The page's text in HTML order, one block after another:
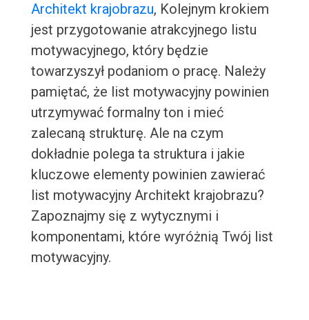
Architekt krajobrazu, Kolejnym krokiem
jest przygotowanie atrakcyjnego listu
motywacyjnego, który będzie
towarzyszył podaniom o pracę. Należy
pamiętać, że list motywacyjny powinien
utrzymywać formalny ton i mieć
zalecaną strukturę. Ale na czym
dokładnie polega ta struktura i jakie
kluczowe elementy powinien zawierać
list motywacyjny Architekt krajobrazu?
Zapoznajmy się z wytycznymi i
komponentami, które wyróżnią Twój list
motywacyjny.